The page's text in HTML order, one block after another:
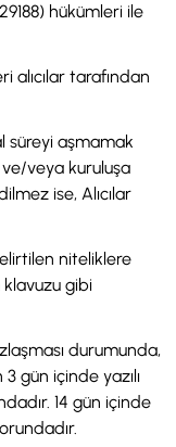
hükümleri ile
alıcılar tarafından
süreyi aşmamak
ve/veya kuruluşa
ise, Alıcılar
niteliklere
gibi
durumunda,
gün içinde yazılı
14 gün içinde